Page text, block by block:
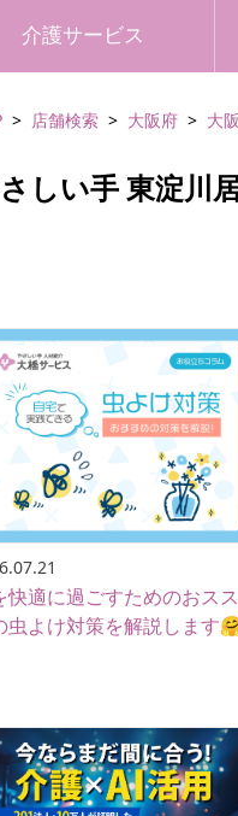
介護サービス
店舗検索 大阪府 大
しい手 東淀川
快適に過ごすためのおスス
虫よけ対策を解説します